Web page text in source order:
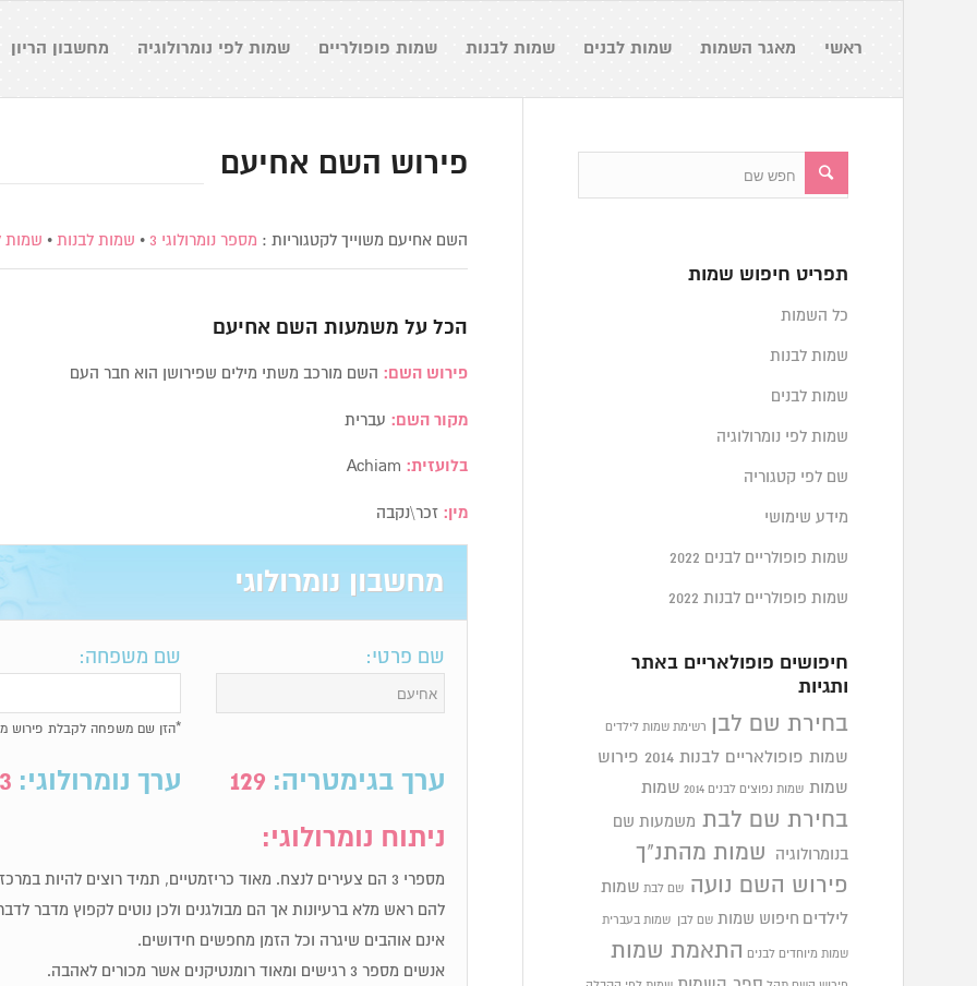
ראשי מאגר השמות שמות לבנים שמות לבנות שמות פופולריים שמות לפי נומרולוגיה מחשבון הריון
פירוש השם אחיעם
השם אחיעם משוייך לקטגוריות : מספר נומרולוגי 3 • שמות לבנות • שמות
הכל על משמעות השם אחיעם
פירוש השם: השם מורכב משתי מילים שפירושן הוא חבר העם
מקור השם: עברית
בלועזית:
מין: זכר\נקבה
מחשבון נומרולוגי
שם פרטי: שם משפחה:
*הזן שם משפחה לקבלת פירוש
ערך בגימטריה: 129 ערך נומרולוגי:
ניתוח נומרולוגי:
מספרי 3 הם צעירים לנצח. מאוד כריזמטיים, תמיד רוצים להיות
להם ראש מלא ברעיונות אך הם מבולגנים ולכן נוטים לקפוץ מדבר
אינם אוהבים שיגרה וכל הזמן מחפשים חידושים.
אנשים מספר 3 רגישים ומאוד רומנטיקנים אשר מכורים לאהבה.
תפריט חיפוש שמות
כל השמות
שמות לבנות
שמות לבנים
שמות לפי נומרולוגיה
שם לפי קטגוריה
מידע שימושי
שמות פופולריים לבנים 2022
שמות פופולריים לבנות 2022
חיפושים פופולאריים באתר
ותגיות
בחירת שם לבן רשימת שמות לילדים
שמות פופולאריים לבנות 2014 פירוש
שמות שמות נפוצים לבנים 2014 שמות
בחירת שם לבת משמעות שם
בנומרולוגיה
שמות מהתנ"ך
פירוש השם נועה
שם לבת שמות
לילדים חיפוש שמות שם לבן שמות בעברית
שמות מיוחדים לבנים התאמת שמות